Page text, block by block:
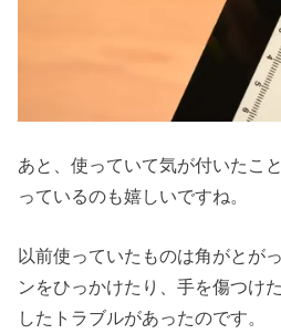
あと、使っていて気が付いたこ
っているのも嬉しいですね。
以前使っていたものは角がとが
ンをひっかけたり、手を傷つけ
したトラブルがあったのです。